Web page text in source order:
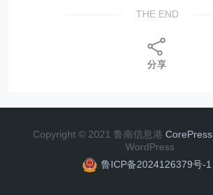
THE END
分享
Copyright © 2021 鲁南信息港 CorePress
WordPress
鲁ICP备2024126379号-1